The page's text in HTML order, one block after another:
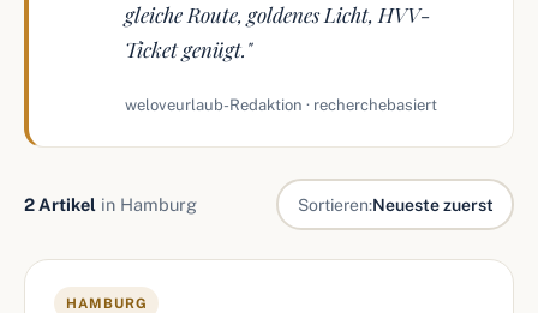
gleiche Route, goldenes Licht, HVV-
Ticket genügt."
weloveurlaub-Redaktion · recherchebasiert
2 Artikel in Hamburg Sortieren:Neueste zuerst
Artikel in Hamburg
HAMBURG